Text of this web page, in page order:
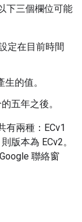
下三個欄位可能
定在目前時間
的值。
五年之後。
有兩種：ECv1
版本為 ECv2。
聯絡窗